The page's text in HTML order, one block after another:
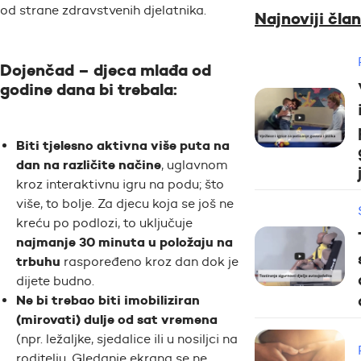
od strane zdravstvenih djelatnika.
Dojenčad – djeca mlađa od
godine dana bi trebala:
Biti tjelesno aktivna više puta na
dan na različite načine, uglavnom
kroz interaktivnu igru na podu; što
više, to bolje. Za djecu koja se još ne
kreću po podlozi, to uključuje
najmanje 30 minuta u položaju na
trbuhu raspoređeno kroz dan dok je
dijete budno.
Ne bi trebao biti imobiliziran
(mirovati) dulje od sat vremena
(npr. ležaljke, sjedalice ili u nosiljci na
Najnoviji